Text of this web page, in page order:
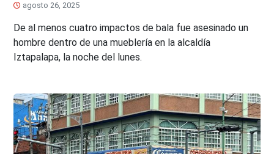
agosto 26, 2025
De al menos cuatro impactos de bala fue asesinado un
hombre dentro de una mueblería en la alcaldía
Iztapalapa, la noche del lunes.